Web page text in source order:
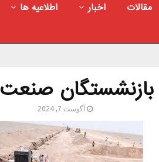
مقالات اخبار اطلاعیه ها
بازنشستگان
آگوست 7, 2024